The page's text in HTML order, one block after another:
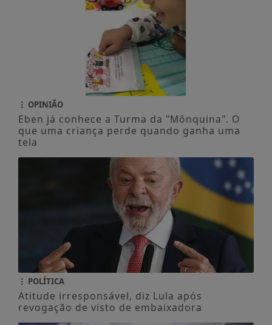
OPINIÃO
Eben já conhece a Turma da "Mônquina". O
que uma criança perde quando ganha uma
tela
POLÍTICA
Atitude irresponsável, diz Lula após
revogação de visto de embaixadora